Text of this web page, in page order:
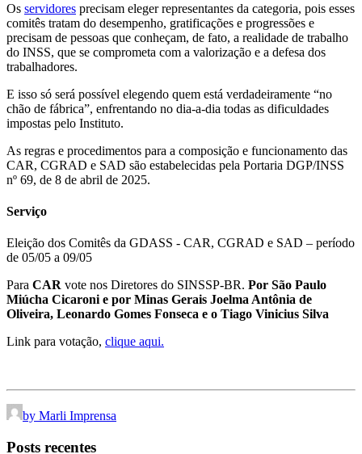
Os servidores precisam eleger representantes da categoria, pois esses
comitês tratam do desempenho, gratificações e progressões e
precisam de pessoas que conheçam, de fato, a realidade de trabalho
do INSS, que se comprometa com a valorização e a defesa dos
trabalhadores.
E isso só será possível elegendo quem está verdadeiramente “no
chão de fábrica”, enfrentando no dia-a-dia todas as dificuldades
impostas pelo Instituto.
As regras e procedimentos para a composição e funcionamento das
CAR, CGRAD e SAD são estabelecidas pela Portaria DGP/INSS
nº 69, de 8 de abril de 2025.
Serviço
Eleição dos Comitês da GDASS - CAR, CGRAD e SAD – período
de 05/05 a 09/05
Para CAR vote nos Diretores do SINSSP-BR. Por São Paulo
Miúcha Cicaroni e por Minas Gerais Joelma Antônia de
Oliveira, Leonardo Gomes Fonseca e o Tiago Vinicius Silva
Link para votação, clique aqui.
by Marli Imprensa
Posts recentes